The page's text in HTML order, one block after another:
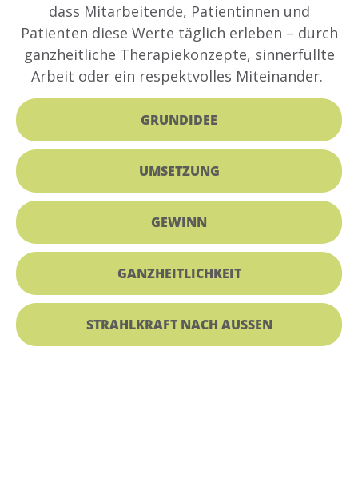
dass Mitarbeitende, Patientinnen und
Patienten diese Werte täglich erleben – durch
ganzheitliche Therapiekonzepte, sinnerfüllte
Arbeit oder ein respektvolles Miteinander.
GRUNDIDEE
UMSETZUNG
GEWINN
GANZHEITLICHKEIT
STRAHLKRAFT NACH AUSSEN